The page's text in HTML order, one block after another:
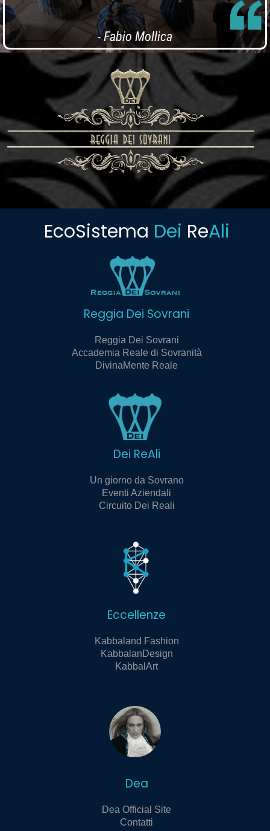
-Fabio Mollica
EcoSistema Dei ReAli
Reggia Dei Sovrani
Reggia Dei Sovrani
Accademia Reale di Sovranità
DivinaMente Reale
Dei ReAli
Un giorno da Sovrano
Eventi Aziendali
Circuito Dei Reali
Eccellenze
Kabbaland Fashion
KabbalanDesign
KabbalArt
Dea
Dea Official Site
Contatti